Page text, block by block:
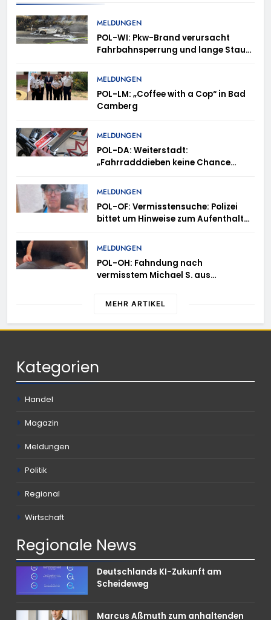
MELDUNGEN
POL-WI: Pkw-Brand verursacht
Fahrbahnsperrung und lange Staus
MELDUNGEN
POL-LM: „Coffee with a Cop“ in Bad
Camberg
MELDUNGEN
POL-DA: Weiterstadt:
„Fahrradddieben keine Chance
Anmeldung erforderlich
MELDUNGEN
POL-OF: Vermisstensuche: Polizei
bittet um Hinweise zum Aufenthalt
MELDUNGEN
POL-OH: Fahndung nach
vermisstem Michael S. aus
MEHR ARTIKEL
Kategorien
Handel
Magazin
Meldungen
Politik
Regional
Wirtschaft
Regionale News
Deutschlands KI-Zukunft am
Scheideweg
Marcus Aßmuth zum anhaltenden